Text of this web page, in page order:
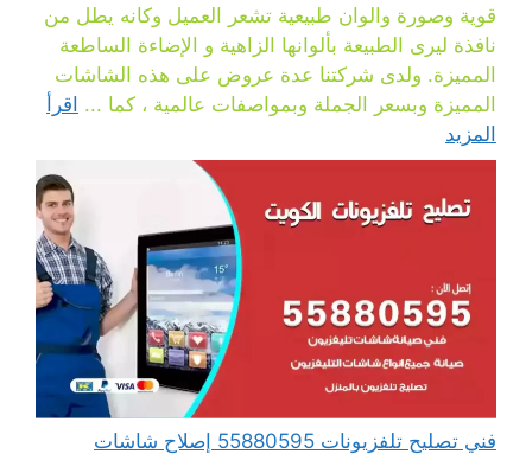
قوية وصورة والوان طبيعية تشعر العميل وكانه يطل من
نافذة ليرى الطبيعة بألوانها الزاهية و الإضاءة الساطعة
المميزة. ولدى شركتنا عدة عروض على هذه الشاشات
المميزة وبسعر الجملة وبمواصفات عالمية ، كما ... اقرأ
المزيد
فني تصليح تلفزيونات 55880595 إصلاح شاشات